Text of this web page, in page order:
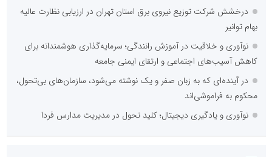
درخشش شرکت توزیع نیروی برق استان تهران در ارزیابی نظارت عالیه
بهام توانیر
نوآوری و خلاقیت در آموزش رانندگی؛ سرمایه‌گذاری هوشمندانه برای
کاهش آسیب‌های اجتماعی و ارتقای ایمنی جامعه
در آینده‌ای که به زبان صفر و یک نوشته می‌شود، سازمان‌های بی‌تحول،
محکوم به فراموشی‌اند
نوآوری و یادگیری دیجیتال؛ کلید تحول در مدیریت مدارس فردا